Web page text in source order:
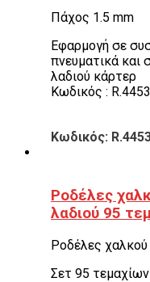
Πάχος 1.5 mm
Εφαρμογή σε
πνευματικά και
λαδιού κάρτερ
Κωδικός : R.4453
Κωδικός:
Ροδέλες
λαδιού 95
Ροδέλες χαλκού
Σετ 95 τεμαχίων